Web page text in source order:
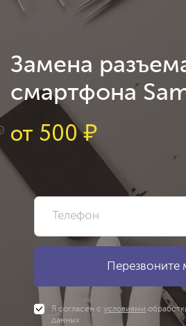
Замена
смартфона
от 500₽
Я согласен с условиями
данных